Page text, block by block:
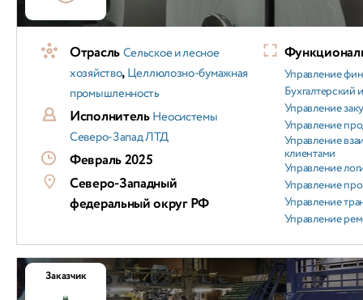
ОтрасльСельское и лесное
хозяйство,Целлюлозно-бумажная
промышленность
ИсполнительНеосистемы
Северо-Запад ЛТД
Февраль 2025
Северо-Западный
федеральный округ РФ
Управление
Бухгалтерский
Управление
Управление
Управление
клиентами
Управление
Управление
Управление
Управление
Заказчик